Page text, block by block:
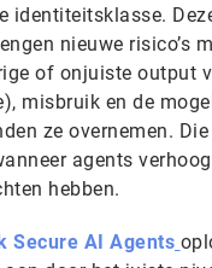
identiteitsklasse.
nieuwe risico’s
of onjuiste output
misbruik en de
ze overnemen. Die
agents
hebben.
Secure AI Agents